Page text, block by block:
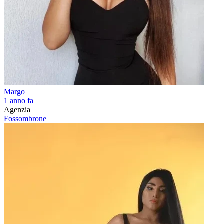
Margo
1 anno fa
Agenzia
Fossombrone